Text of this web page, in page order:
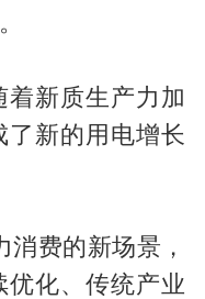
着新质生产力加
新的用电增长
消费的新场景，
优化、传统产业